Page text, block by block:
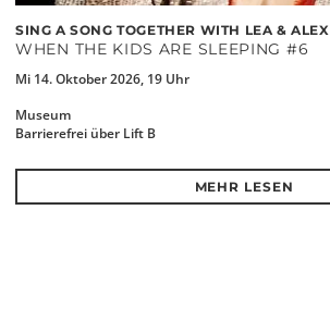
SING A SONG TOGETHER WITH LEA & ALEX
WHEN THE KIDS ARE SLEEPING #6
Mi 14. Oktober 2026, 19 Uhr
Museum
Barrierefrei über Lift B
MEHR LESEN